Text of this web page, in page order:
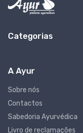
Categorias
A Ayur
Sobre nós
Contactos
Sabedoria Ayurvédica
Livro de reclamações